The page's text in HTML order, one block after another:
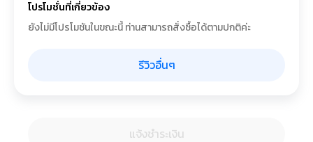
โปรโมชั่นที่เกี่ยวข้อง
ยังไม่มีโปรโมชันในขณะนี้ ท่านสามารถสั่งซื้อได้ตามปกติค่ะ
รีวิวอื่นๆ
แจ้งชำระเงิน